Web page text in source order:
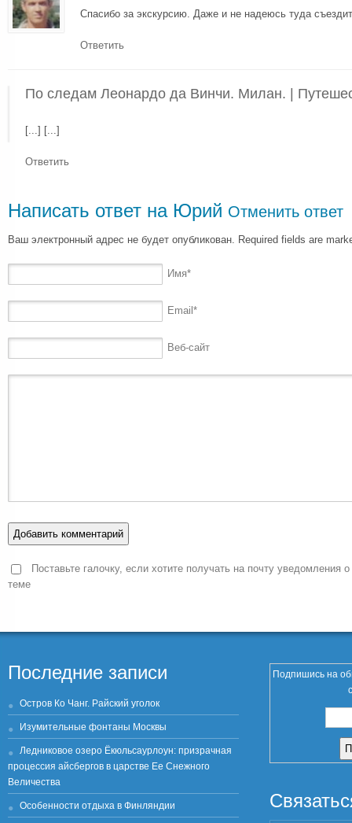
Спасибо за экскурсию. Даже и не надеюсь туда
Ответить
По следам Леонардо да Винчи. Милан. |
[...] [...]
Ответить
Написать ответ на Юрий Отменить ответ
Ваш электронный адрес не будет опубликован. Required fields are
Имя*
Email *
Веб-сайт
Поставьте галочку, если хотите получать на почту уведомления
теме
Последние записи
Остров Ко Чанг. Райский уголок
Изумительные фонтаны Москвы
Ледниковое озеро Ёкюльсаурлоун: призрачная
процессия айсбергов в царстве Ее Снежного
Величества
Особенности отдыха в Финляндии
Подпишись на